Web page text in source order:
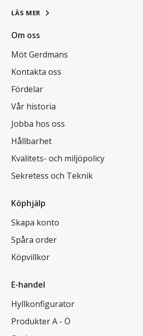
LÄS MER
Om oss
Möt Gerdmans
Kontakta oss
Fördelar
Vår historia
Jobba hos oss
Hållbarhet
Kvalitets- och miljöpolicy
Sekretess och Teknik
Köphjälp
Skapa konto
Spåra order
Köpvillkor
E-handel
Hyllkonfigurator
Produkter A - Ö